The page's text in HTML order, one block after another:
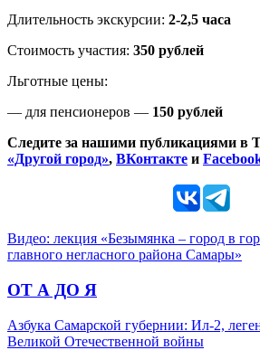
Длительность экскурсии: 2-2,5 часа
Стоимость участия: 350 рублей
Льготные цены:
— для пенсионеров — 150 рублей
Следите за нашими публикациями в
«Другой город», ВКонтакте и
Видео: лекция «Безымянка – город в
главного негласного района Самары»
ОТ А ДО Я
Азбука Самарской губернии: Ил-2,
Великой Отечественной войны